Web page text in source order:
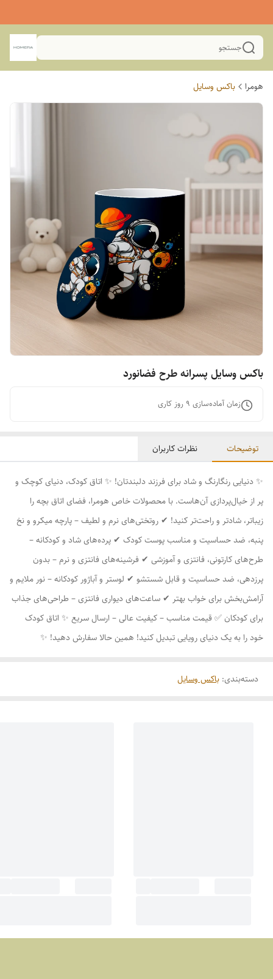
جستجو
هومرا باکس وسایل
باکس وسایل پسرانه طرح فضانورد
زمان آماده‌سازی 9 روز کاری
توضیحات نظرات کاربران
✨ دنیایی رنگارنگ و شاد برای فرزند دلبندتان! ✨ اتاق کودک، دنیای کوچک و
پر از خیال‌پردازی آن‌هاست. با محصولات خاص هومرا، فضای اتاق بچه را
زیباتر، شادتر و راحت‌تر کنید! ✔ روتختی‌های نرم و لطیف – پارچه میکرو و نخ
پنبه، ضد حساسیت و مناسب پوست کودک ✔ پرده‌های شاد و کودکانه –
طرح‌های کارتونی، فانتزی و آموزشی ✔ فرشینه‌های فانتزی و نرم – بدون
پرزدهی، ضد حساسیت و قابل شستشو ✔ لوستر و آباژور کودکانه – نور ملایم و
آرامش‌بخش برای خواب بهتر ✔ ساعت‌های دیواری فانتزی – طراحی‌های جذاب
برای کودکان ✅ قیمت مناسب – کیفیت عالی – ارسال سریع ✨ اتاق کودک
خود را به یک دنیای رویایی تبدیل کنید! همین حالا سفارش دهید! ✨
دسته‌بندی: باکس وسایل